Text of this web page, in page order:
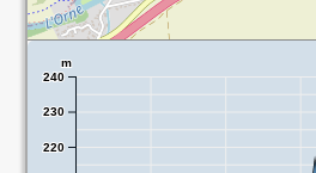
220
230
240
m